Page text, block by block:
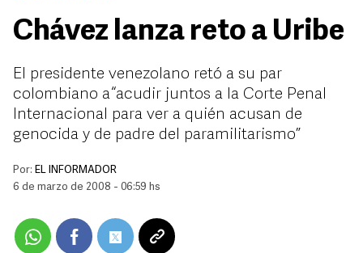
Chávez lanza reto a Uribe
El presidente venezolano retó a su par
colombiano a “acudir juntos a la Corte Penal
Internacional para ver a quién acusan de
genocida y de padre del paramilitarismo”
Por: EL INFORMADOR
6 de marzo de 2008 - 06:59 hs